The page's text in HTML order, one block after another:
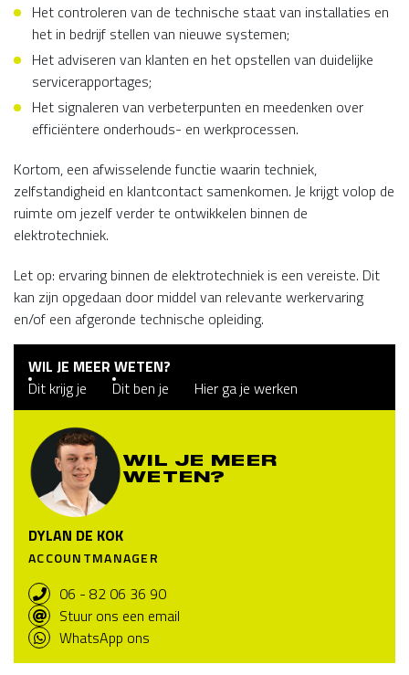
Het controleren van de technische staat van installaties en
het in bedrijf stellen van nieuwe systemen;
Het adviseren van klanten en het opstellen van duidelijke
servicerapportages;
Het signaleren van verbeterpunten en meedenken over
efficiëntere onderhouds- en werkprocessen.
Kortom, een afwisselende functie waarin techniek,
zelfstandigheid en klantcontact samenkomen. Je krijgt volop de
ruimte om jezelf verder te ontwikkelen binnen de
elektrotechniek.
Let op: ervaring binnen de elektrotechniek is een vereiste. Dit
kan zijn opgedaan door middel van relevante werkervaring
en/of een afgeronde technische opleiding.
WIL JE MEER WETEN?
Dit krijg je
Dit ben je Hier ga je werken
WIL JE MEER
WETEN?
DYLAN DE KOK
ACCOUNTMANAGER
06 - 82 06 36 90
Stuur ons een email
WhatsApp ons